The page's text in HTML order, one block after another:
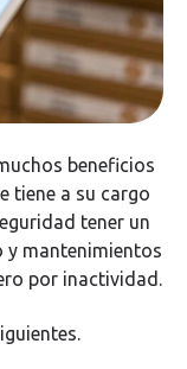
beneficios
tiene a su cargo
tener un
mantenimientos
por inactividad.